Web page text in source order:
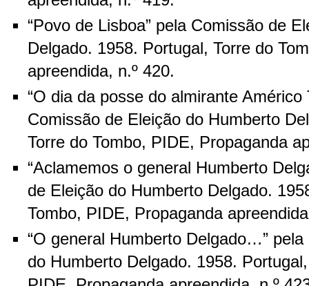
“Povo de Lisboa” pela Comissão de
Delgado. 1958. Portugal, Torre do
apreendida, n.º 420.
“O dia da posse do almirante
Comissão de Eleição do Humberto
Torre do Tombo, PIDE, Propaganda
“Aclamemos o general Humberto
de Eleição do Humberto Delgado.
Tombo, PIDE, Propaganda
“O general Humberto Delgado…”
do Humberto Delgado. 1958.